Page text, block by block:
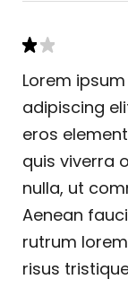
Lorem
adipiscing
eros
quis viverra
nulla, ut
Aenean
rutrum
risus